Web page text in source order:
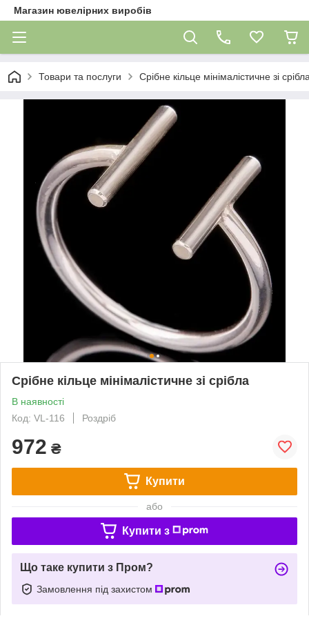
Магазин ювелірних виробів
Товари та послуги Срібне кільце мінімалістичне зі
Срібне кільце мінімалістичне зі срібла
В наявності
Код: VL-116
Роздріб
972 ₴
Купити
або
Купити з
Що таке купити з Пром?
Замовлення під захистом